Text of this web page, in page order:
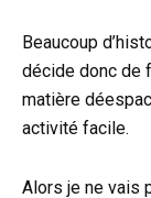
Beaucoup
décide donc de
matière
activité facile.
Alors je ne vais